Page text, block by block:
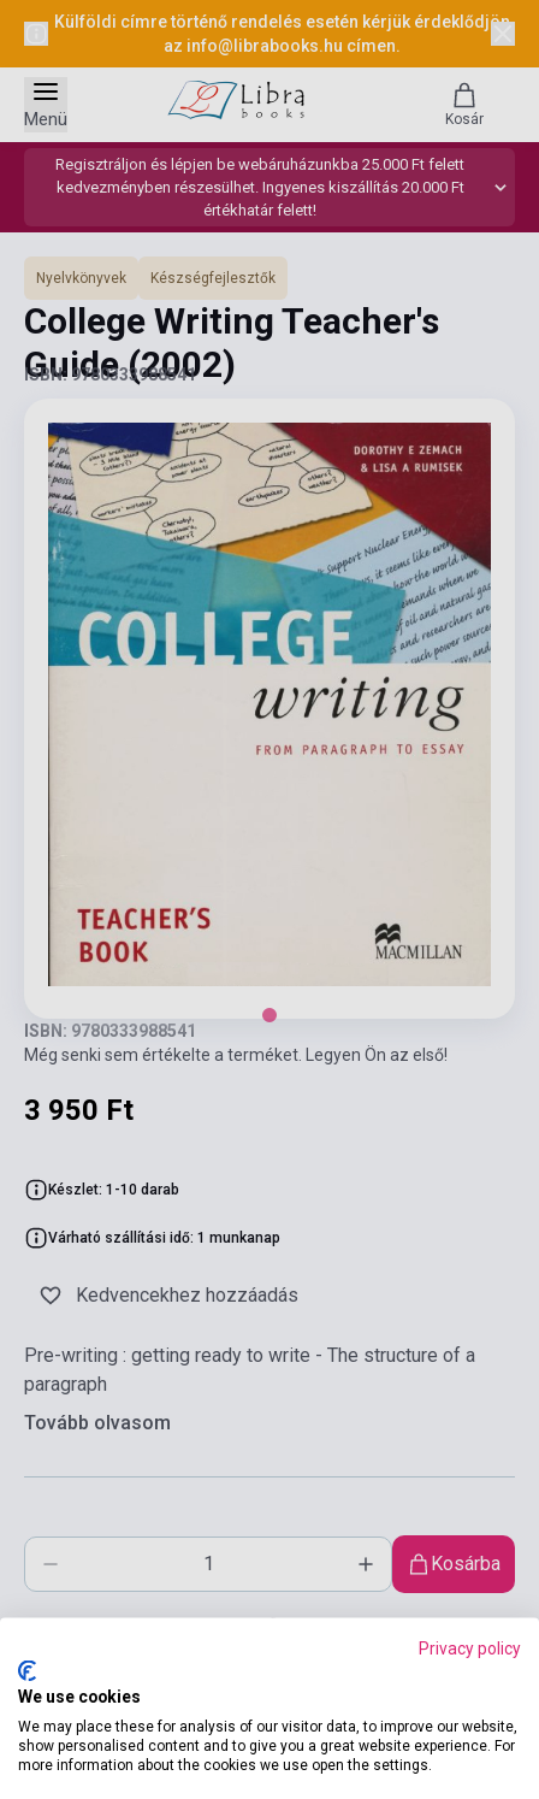
Külföldi címre történő rendelés esetén kérjük érdeklődjön
az info@librabooks.hu címen.
Regisztráljon és lépjen be webáruházunkba 25.000 Ft felett
kedvezményben részesülhet. Ingyenes kiszállítás 20.000 Ft
értékhatár felett!
Menü Kosár
Nyelvkönyvek Készségfejlesztők
College Writing Teacher's
Guide(2002)
ISBN: 9780333988541
ISBN: 9780333988541
Még senki sem értékelte a terméket. Legyen Ön az első!
3 950 Ft
Készlet: 1-10 darab
Várható szállítási idő: 1 munkanap
Kedvencekhez hozzáadás
Pre-writing : getting ready to write - The structure of a
paragraph
Tovább olvasom
Kosárba
Privacy policy
We use cookies
We may place these for analysis of our visitor data, to improve our website,
show personalised content and to give you a great website experience. For
more information about the cookies we use open the settings.